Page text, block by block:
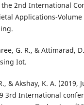
2nd International
Applications-
G. R., & Attimarad,
Iot.
& Akshay, K. A. (2019,
3rd International